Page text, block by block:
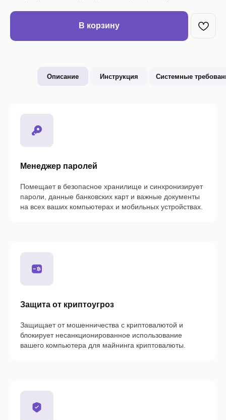
В корзину
Системные
Инструкция
Описание
Менеджер паролей
Помещает в безопасное хранилище и синхронизирует
пароли, данные банковских карт и важные документы
на всех ваших компьютерах и мобильных устройствах.
Защита от криптоугроз
Защищает от мошенничества с криптовалютой и
блокирует несанкционированное использование
вашего компьютера для майнинга криптовалюты.